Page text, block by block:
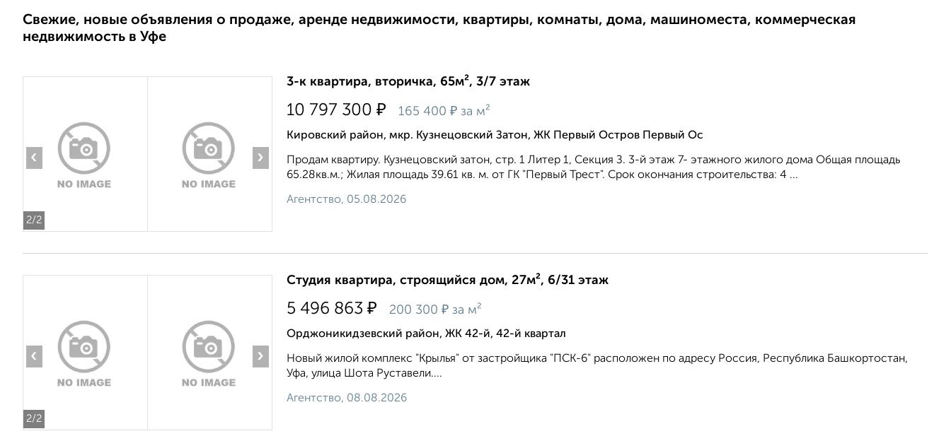
Свежие, новые объявления о продаже, аренде недвижимости, квартиры, комнаты, дома, машиноместа, коммерческая
недвижимость в Уфе
2/2
‹ ›
3-к квартира, вторичка, 65м², 3/7 этаж
10 797 300 ₽ 165 400 ₽ за м²
Кировский район, мкр. Кузнецовский Затон, ЖК Первый Остров Первый Ос
Продам квартиру. Кузнецовский затон, стр. 1 Литер 1, Секция З. 3-й этаж 7- этажного жилого дома Общая площадь
65.28кв.м.; Жилая площадь 39.61 кв. м. от ГК "Первый Трест". Срок окончания строительства: 4 ...
Агентство, 05.08.2026
2/2
‹ ›
Студия квартира, строящийся дом, 27м², 6/31 этаж
5 496 863 ₽ 200 300 ₽ за м²
Орджоникидзевский район, ЖК 42-й, 42-й квартал
Новый жилой комплекс "Крылья" от застройщика "ПСК-6" расположен по адресу Россия, Республика Башкортостан,
Уфа, улица Шота Руставели....
Агентство, 08.08.2026